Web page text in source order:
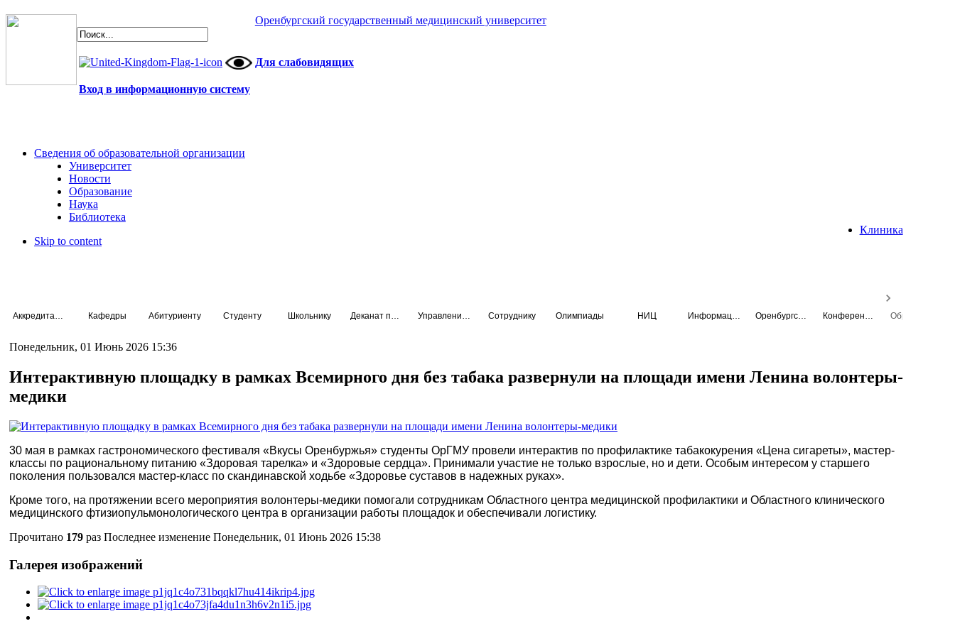
Оренбургский государственный медицинский университет
Для слабовидящих
Вход в информационную систему
Сведения об образовательной организации
Университет
Новости
Образование
Наука
Библиотека
Клиника
Skip to content
Кафедры Абитуриенту Студенту Школьнику Сотруднику Олимпиады НИЦ
Понедельник, 01 Июнь 2026 15:36
Интерактивную площадку в рамках Всемирного дня без табака развернули на площади имени Ленина волонтеры-
медики
30 мая в рамках гастрономического фестиваля «Вкусы Оренбуржья» студенты ОрГМУ провели интерактив по профилактике табакокурения «Цена сигареты», мастер-
классы по рациональному питанию «Здоровая тарелка» и «Здоровые сердца». Принимали участие не только взрослые, но и дети. Особым интересом у старшего
поколения пользовался мастер-класс по скандинавской ходьбе «Здоровье суставов в надежных руках».
Кроме того, на протяжении всего мероприятия волонтеры-медики помогали сотрудникам Областного центра медицинской профилактики и Областного клинического
медицинского фтизиопульмонологического центра в организации работы площадок и обеспечивали логистику.
Прочитано 179 раз Последнее изменение Понедельник, 01 Июнь 2026 15:38
Галерея изображений